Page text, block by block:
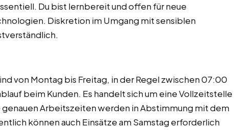
Du bist lernbereit und offen für neue
Diskretion im Umgang mit sensiblen
von Montag bis Freitag, in der Regel zwischen 07:00
beim Kunden. Es handelt sich um eine Vollzeitstelle
Arbeitszeiten werden in Abstimmung mit dem
können auch Einsätze am Samstag erforderlich